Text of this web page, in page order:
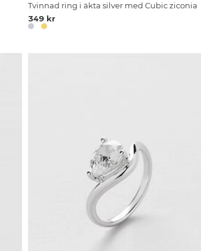
Tvinnad ring i äkta silver med Cubic ziconia
349 kr